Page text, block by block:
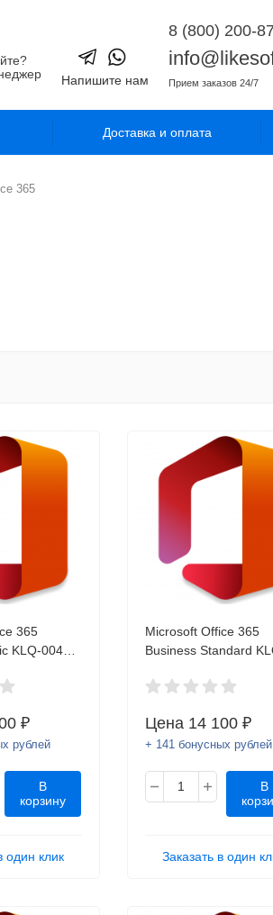
Напишите нам
8 (800) 200-
Прием заказов 24/7
Доставка и оплата
365
365
KLQ-00422
₽
рублей
В
корзину
один клик
Microsoft Office 365
Business Standard
Цена 14 100 ₽
+ 141 бонусных рублей
В
Заказать в один